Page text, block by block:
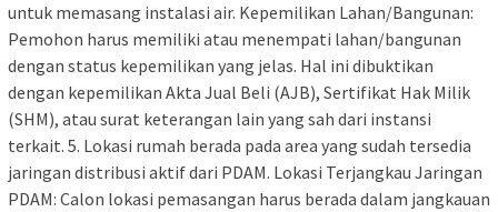
untuk memasang instalasi air. Kepemilikan Lahan/Bangunan:
Pemohon harus memiliki atau menempati lahan/bangunan
dengan status kepemilikan yang jelas. Hal ini dibuktikan
dengan kepemilikan Akta Jual Beli (AJB), Sertifikat Hak Milik
(SHM), atau surat keterangan lain yang sah dari instansi
terkait. 5. Lokasi rumah berada pada area yang sudah tersedia
jaringan distribusi aktif dari PDAM. Lokasi Terjangkau Jaringan
PDAM: Calon lokasi pemasangan harus berada dalam jangkauan